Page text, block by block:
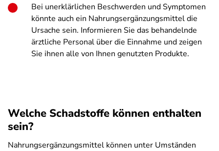
Bei unerklärlichen Beschwerden und Symptomen
könnte auch ein Nahrungsergänzungsmittel die
Ursache sein. Informieren Sie das behandelnde
ärztliche Personal über die Einnahme und zeigen
Sie ihnen alle von Ihnen genutzten Produkte.
Welche Schadstoffe können enthalten
sein?
Nahrungsergänzungsmittel können unter Umständen